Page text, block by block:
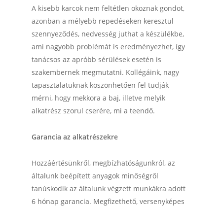
A kisebb karcok nem feltétlen okoznak gondot,
azonban a mélyebb repedéseken keresztül
szennyeződés, nedvesség juthat a készülékbe,
ami nagyobb problémát is eredményezhet, így
tanácsos az apróbb sérülések esetén is
szakembernek megmutatni. Kollégáink, nagy
tapasztalatuknak köszönhetően fel tudják
mérni, hogy mekkora a baj, illetve melyik
alkatrész szorul cserére, mi a teendő.
Garancia az alkatrészekre
Hozzáértésünkről, megbízhatóságunkról, az
általunk beépített anyagok minőségről
tanúskodik az általunk végzett munkákra adott
6 hónap garancia. Megfizethető, versenyképes